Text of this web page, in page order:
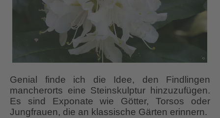
Genial finde ich die Idee, den Findlingen
mancherorts eine Steinskulptur hinzuzufügen.
Es sind Exponate wie Götter, Torsos oder
Jungfrauen, die an klassische Gärten erinnern.